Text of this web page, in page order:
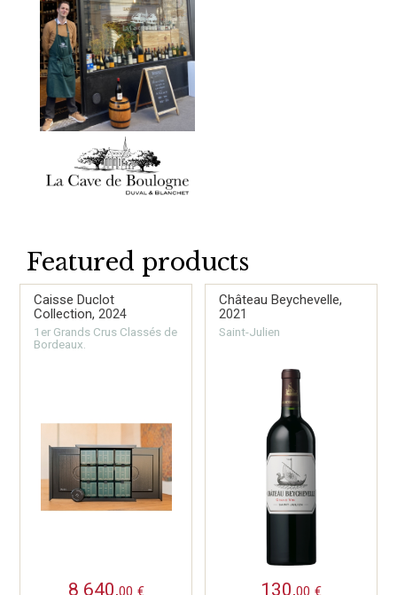
Featured products
Caisse Duclot
Collection, 2024
1er Grands Crus Classés de
Bordeaux.
8 640,00 €
Château Beychevelle,
2021
Saint-Julien
130,00 €